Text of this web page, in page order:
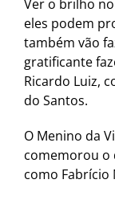
Ver o brilho
eles podem
também vão
gratificante
Ricardo Luiz,
do Santos.
O Menino da
comemorou o
como